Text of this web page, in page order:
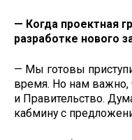
— Когда проектная
разработке нового
— Мы готовы
время. Но нам важно,
и Правительство.
кабмину с